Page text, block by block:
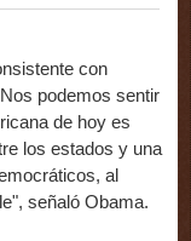
con
podemos sentir
de hoy es
los estados y una
al
señaló Obama.